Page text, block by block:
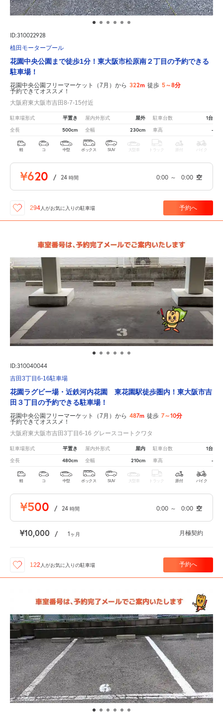
ID:310022928
植田モータープール
花園中央公園まで徒歩1分！東大阪市松原南２丁目の予約できる
駐車場！
花園中央公園フリーマーケット（7月）から 322m 徒歩 5～8分
予約できてオススメ！
大阪府東大阪市吉田8-7-15付近
駐車場形式 平置き 屋内外形式 屋外 駐車台数 1台
全長 500cm 全幅 230cm 車高 -
軽 コ 中型 ボックス SUV 大型車 トラック 原付 バイク
¥620 / 24 時間 0:00 ～ 0:00 空
294人がお気に入りの駐車場 予約へ
ID:310040044
吉田3丁目6-16駐車場
花園ラグビー場・近鉄河内花園 東花園駅徒歩圏内！東大阪市吉
田３丁目の予約できる駐車場！
花園中央公園フリーマーケット（7月）から 487m 徒歩 7～10分
予約できてオススメ！
大阪府東大阪市吉田3丁目6-16 グレースコートクワタ
駐車場形式 平置き 屋内外形式 屋内 駐車台数 1台
全長 480cm 全幅 210cm 車高 -
軽 コ 中型 ボックス SUV 大型車 トラック 原付 バイク
¥500 / 24 時間 0:00 ～ 0:00 空
¥10,000 / 1ヶ月 月極契約
122 人がお気に入りの駐車場 予約へ